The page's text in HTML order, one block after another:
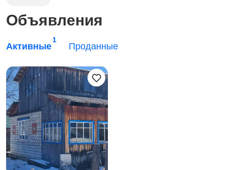
Объявления
Активные
1
Проданные